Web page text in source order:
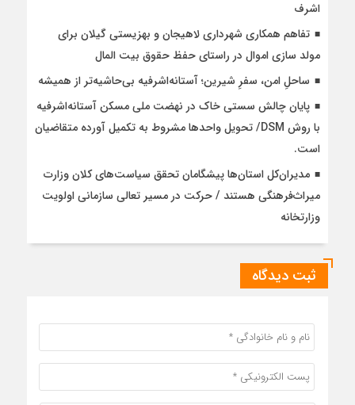
اشرف
تفاهم همکاری شهرداری لاهیجان و بهزیستی گیلان برای
مولد سازی اموال در راستای حفظ حقوق بیت المال
ساحلِ امن، سفرِ شیرین؛ آستانه‌اشرفیه بی‌حاشیه‌تر از همیشه
پایان چالش سستی خاک در نهضت ملی مسکن آستانه‌اشرفیه
با روش DSM/ تحویل واحدها مشروط به تکمیل آورده متقاضیان
است.
مدیران‌کل استان‌ها پیشگامان تحقق سیاست‌های کلان وزارت
میراث‌فرهنگی هستند / حرکت در مسیر تعالی سازمانی اولویت
وزارتخانه
ثبت دیدگاه